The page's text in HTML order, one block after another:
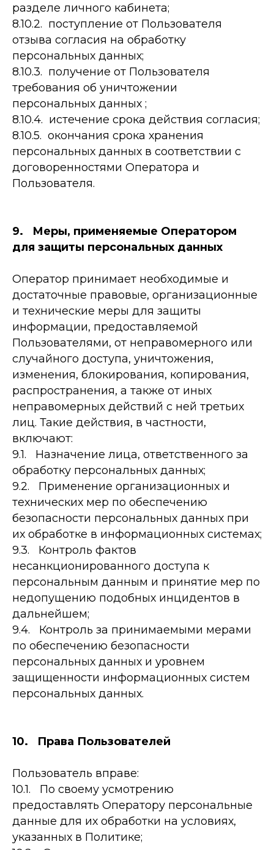
разделе личного кабинета;
8.10.2. поступление от Пользователя
отзыва согласия на обработку
персональных данных;
8.10.3. получение от Пользователя
требования об уничтожении
персональных данных ;
8.10.4. истечение срока действия согласия;
8.10.5. окончания срока хранения
персональных данных в соответствии с
договоренностями Оператора и
Пользователя.
9. Меры, применяемые Оператором
для защиты персональных данных
Оператор принимает необходимые и
достаточные правовые, организационные
и технические меры для защиты
информации, предоставляемой
Пользователями, от неправомерного или
случайного доступа, уничтожения,
изменения, блокирования, копирования,
распространения, а также от иных
неправомерных действий с ней третьих
лиц. Такие действия, в частности,
включают:
9.1. Назначение лица, ответственного за
обработку персональных данных;
9.2. Применение организационных и
технических мер по обеспечению
безопасности персональных данных при
их обработке в информационных системах;
9.3. Контроль фактов
несанкционированного доступа к
персональным данным и принятие мер по
недопущению подобных инцидентов в
дальнейшем;
9.4. Контроль за принимаемыми мерами
по обеспечению безопасности
персональных данных и уровнем
защищенности информационных систем
персональных данных.
10. Права Пользователей
Пользователь вправе:
10.1. По своему усмотрению
предоставлять Оператору персональные
данные для их обработки на условиях,
указанных в Политике;